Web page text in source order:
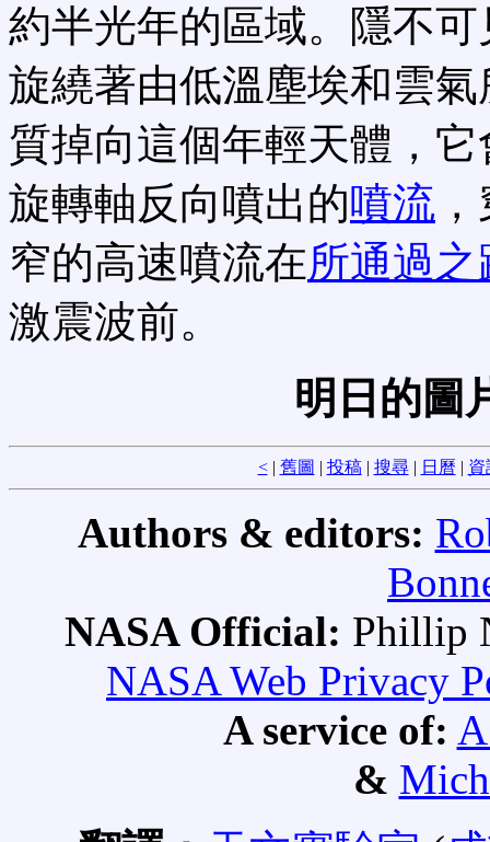
約半光年的區域。隱不
旋繞著由低溫塵埃和雲
質掉向這個年輕天體，
旋轉軸反向噴出的噴流
窄的高速噴流在所通過之
激震波前。
明日的圖
<| 舊圖 | 投稿| 搜尋| 日曆 | 資
Authors & editors:
NASA Official: Phillip
NASA Web Privacy
A service of:
&